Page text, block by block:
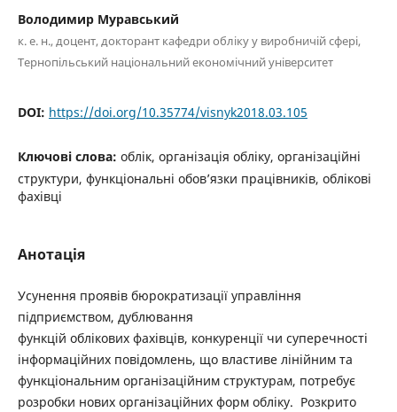
Володимир Муравський
к. е. н., доцент, докторант кафедри обліку у виробничій сфері,
Тернопільський національний економічний університет
DOI: https://doi.org/10.35774/visnyk2018.03.105
Ключові слова: облік, організація обліку, організаційні
структури, функціональні обов’язки працівників, облікові
фахівці
Анотація
Усунення проявів бюрократизації управління
підприємством, дублювання
функцій облікових фахівців, конкуренції чи суперечності
інформаційних повідомлень, що властиве лінійним та
функціональним організаційним структурам, потребує
розробки нових організаційних форм обліку. Розкрито